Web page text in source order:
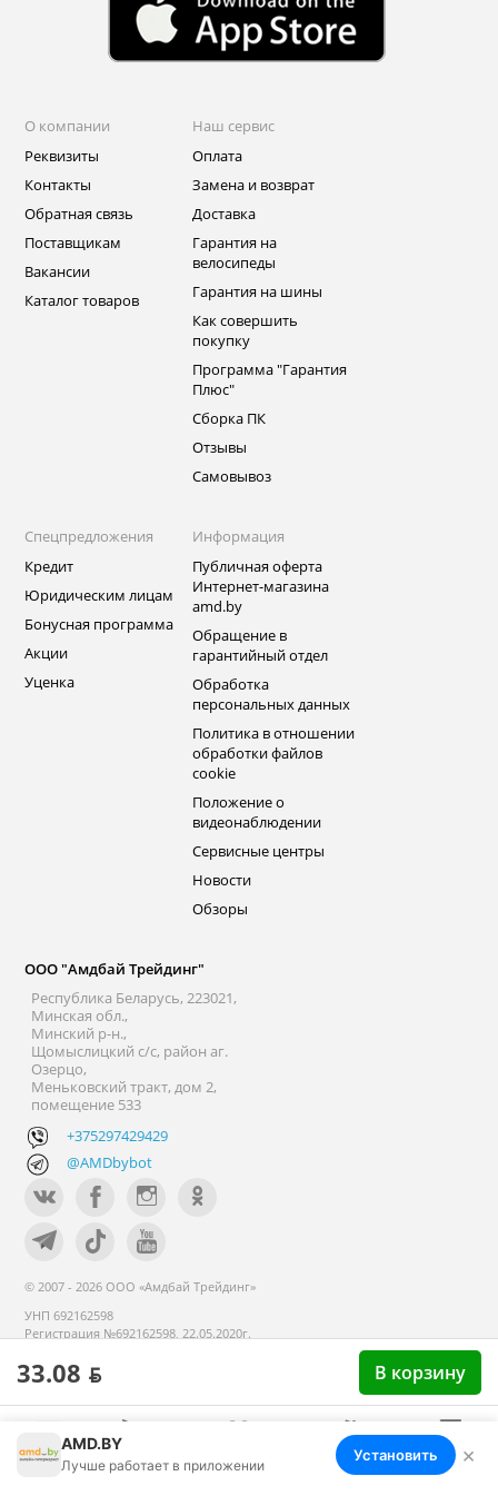
Меню Корзина Избранное Сравнение Войти
33.08 ƃ В корзину
О компании
Реквизиты
Контакты
Обратная связь
Поставщикам
Вакансии
Каталог товаров
Наш сервис
Оплата
Замена и возврат
Доставка
Гарантия на
велосипеды
Гарантия на шины
Как совершить
покупку
Программа "Гарантия
Плюс"
Сборка ПК
Отзывы
Самовывоз
Спецпредложения
Кредит
Юридическим лицам
Бонусная программа
Акции
Уценка
Информация
Публичная оферта
Интернет-магазина
amd.by
Обращение в
гарантийный отдел
Обработка
персональных данных
Политика в отношении
обработки файлов
cookie
Положение о
видеонаблюдении
Сервисные центры
Новости
Обзоры
ООО "Амдбай Трейдинг"
Республика Беларусь, 223021,
Минская обл.,
Минский р-н.,
Щомыслицкий с/с, район аг.
Озерцо,
Меньковский тракт, дом 2,
помещение 533
+375297429429
@AMDbybot
© 2007 - 2026 ООО «Амдбай Трейдинг»
УНП 692162598
Регистрация №692162598, 22.05.2020г.
реестре с 14 сентября 2020г.
Номер телефона работников местных исполнительных и
AMD.BY
Лучше работает в приложении
Установить ×